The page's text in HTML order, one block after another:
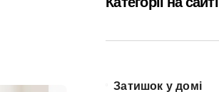
Затишок у домі